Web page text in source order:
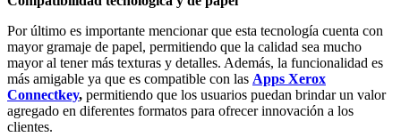
Por último es importante mencionar que esta tecnología cuenta con
mayor gramaje de papel, permitiendo que la calidad sea mucho
mayor al tener más texturas y detalles. Además, la funcionalidad es
más amigable ya que es compatible con las Apps Xerox
Connectkey, permitiendo que los usuarios puedan brindar un valor
agregado en diferentes formatos para ofrecer innovación a los
clientes.